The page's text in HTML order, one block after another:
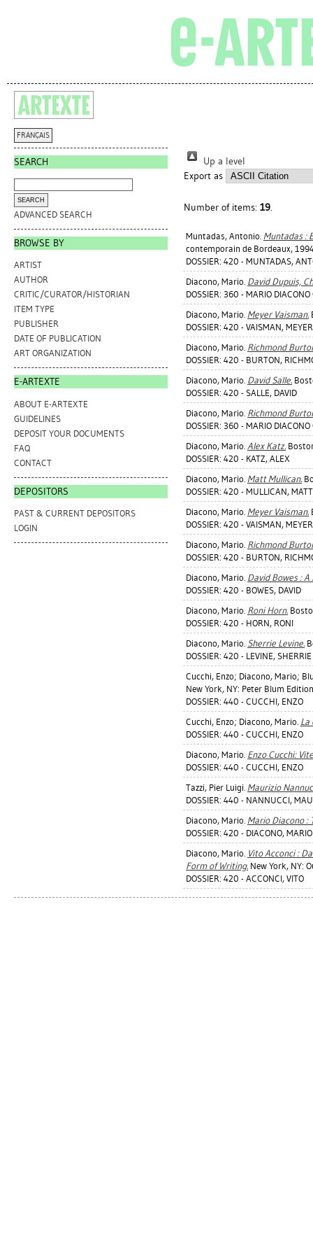
FRANÇAIS
SEARCH
ADVANCED SEARCH
BROWSE BY
ARTIST
AUTHOR
CRITIC/CURATOR/HISTORIAN
ITEM TYPE
PUBLISHER
DATE OF PUBLICATION
ART ORGANIZATION
E-ARTEXTE
ABOUT E-ARTEXTE
GUIDELINES
DEPOSIT YOUR DOCUMENTS
FAQ
CONTACT
DEPOSITORS
PAST & CURRENT DEPOSITORS
LOGIN
Up a level
Export as
Number of items: 19.
Muntadas, Antonio. Muntadas :
contemporain de Bordeaux,
DOSSIER: 420 - MUNTADAS,
Diacono, Mario. David Dupuis,
DOSSIER: 360 - MARIO
Diacono, Mario. Meyer Vaisman.
DOSSIER: 420 - VAISMAN, MEYER
Diacono, Mario. Richmond
DOSSIER: 420 - BURTON,
Diacono, Mario. David Salle.
DOSSIER: 420 - SALLE, DAVID
Diacono, Mario. Richmond
DOSSIER: 360 - MARIO
Diacono, Mario. Alex Katz.
DOSSIER: 420 - KATZ, ALEX
Diacono, Mario. Matt Mullican.
DOSSIER: 420 - MULLICAN, MATT
Diacono, Mario. Meyer Vaisman.
DOSSIER: 420 - VAISMAN, MEYER
Diacono, Mario. Richmond
DOSSIER: 420 - BURTON,
Diacono, Mario. David Bowes : A
DOSSIER: 420 - BOWES, DAVID
Diacono, Mario. Roni Horn.
DOSSIER: 420 - HORN, RONI
Diacono, Mario. Sherrie Levine.
DOSSIER: 420 - LEVINE, SHERRIE
Cucchi, Enzo; Diacono, Mario;
New York, NY: Peter Blum
DOSSIER: 440 - CUCCHI, ENZO
Cucchi, Enzo; Diacono, Mario. La
DOSSIER: 440 - CUCCHI, ENZO
Diacono, Mario. Enzo Cucchi:
DOSSIER: 440 - CUCCHI, ENZO
Tazzi, Pier Luigi. Maurizio
DOSSIER: 440 - NANNUCCI,
Diacono, Mario. Mario Diacono :
DOSSIER: 420 - DIACONO, MARIO
Diacono, Mario. Vito Acconci :
Form of Writing. New York, NY:
DOSSIER: 420 - ACCONCI, VITO